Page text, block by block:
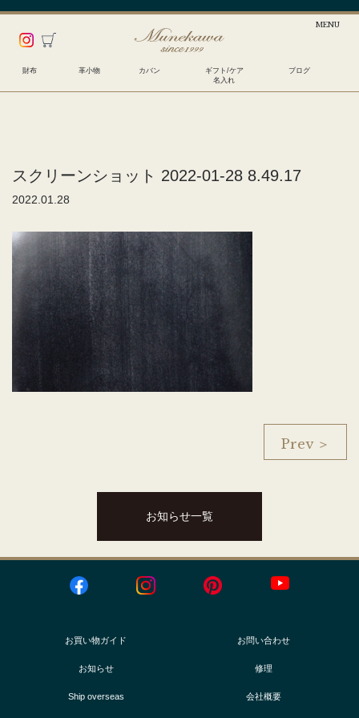
財布 革小物 カバン
ギフト/ケア
名入れ
ブログ
スクリーンショット 2022-01-28 8.49.17
2022.01.28
Prev ＞
お知らせ一覧
お買い物ガイド お問い合わせ
お知らせ 修理
Ship overseas 会社概要